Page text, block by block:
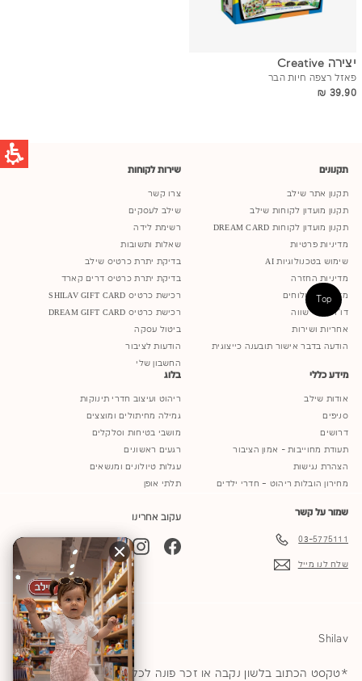
יצירה Creative
פאזל רצפה חיות הבר
39.90 ₪
39.90 ₪
תקנונים
תקנון אתר שילב
תקנון מועדון לקוחות שילב
תקנון מועדון לקוחות DREAM CARD
מדיניות פרטיות
שימוש בטכנולוגיות AI
מדיניות החזרה
מדיניות משלוחים
דו"ח שכר שווה
אחריות ושירות
הודעה בדבר אישור תובענה כייצוגית
שירות לקוחות
צרו קשר
שילב לעסקים
רשימת לידה
שאלות ותשובות
בדיקת יתרת כרטיס שילב
בדיקת יתרת כרטיס דרים קארד
רכישת כרטיס SHILAV GIFT CARD
רכישת כרטיס DREAM GIFT CARD
ביטול עסקה
הודעות לציבור
החשבון שלי
מידע כללי
אודות שילב
סניפים
דרושים
תעודת מחוייבות - אמון הציבור
הצהרת נגישות
מחירון הובלות ריהוט – חדרי ילדים
בלוג
ריהוט ועיצוב חדרי תינוקות
גמילה מחיתולים ומוצצים
מושבי בטיחות וסלקלים
רגעים ראשונים
עגלות טיולונים ומנשאים
תלתי אופן
שמור על קשר
03-5775111
שלח לנו מייל
עקוב אחרינו
Facebook
Instagram
TikTok
Shilav
*טקסט הכתוב בלשון נקבה או זכר פונה לכל המגדרים © 2026
Top